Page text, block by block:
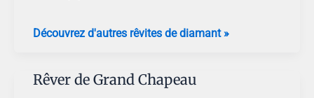
Rêver
un
Découvrez d'autres rêvites de diamant »
Rêver de Grand Chapeau